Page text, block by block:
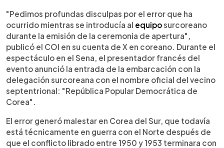
"Pedimos profundas disculpas por el error que ha
ocurrido mientras se introducía al equiposurcoreano
durante la emisión de la ceremonia de apertura",
publicó el COI en su cuenta de X en coreano. Durante el
espectáculo en el Sena, el presentador francés del
evento anunció la entrada de la embarcación con la
delegación surcoreana con el nombre oficial del vecino
septentrional: "República Popular Democrática de
Corea".
El error generó malestar en Corea del Sur, que todavía
está técnicamente en guerra con el Norte después de
que el conflicto librado entre 1950 y 1953 terminara con